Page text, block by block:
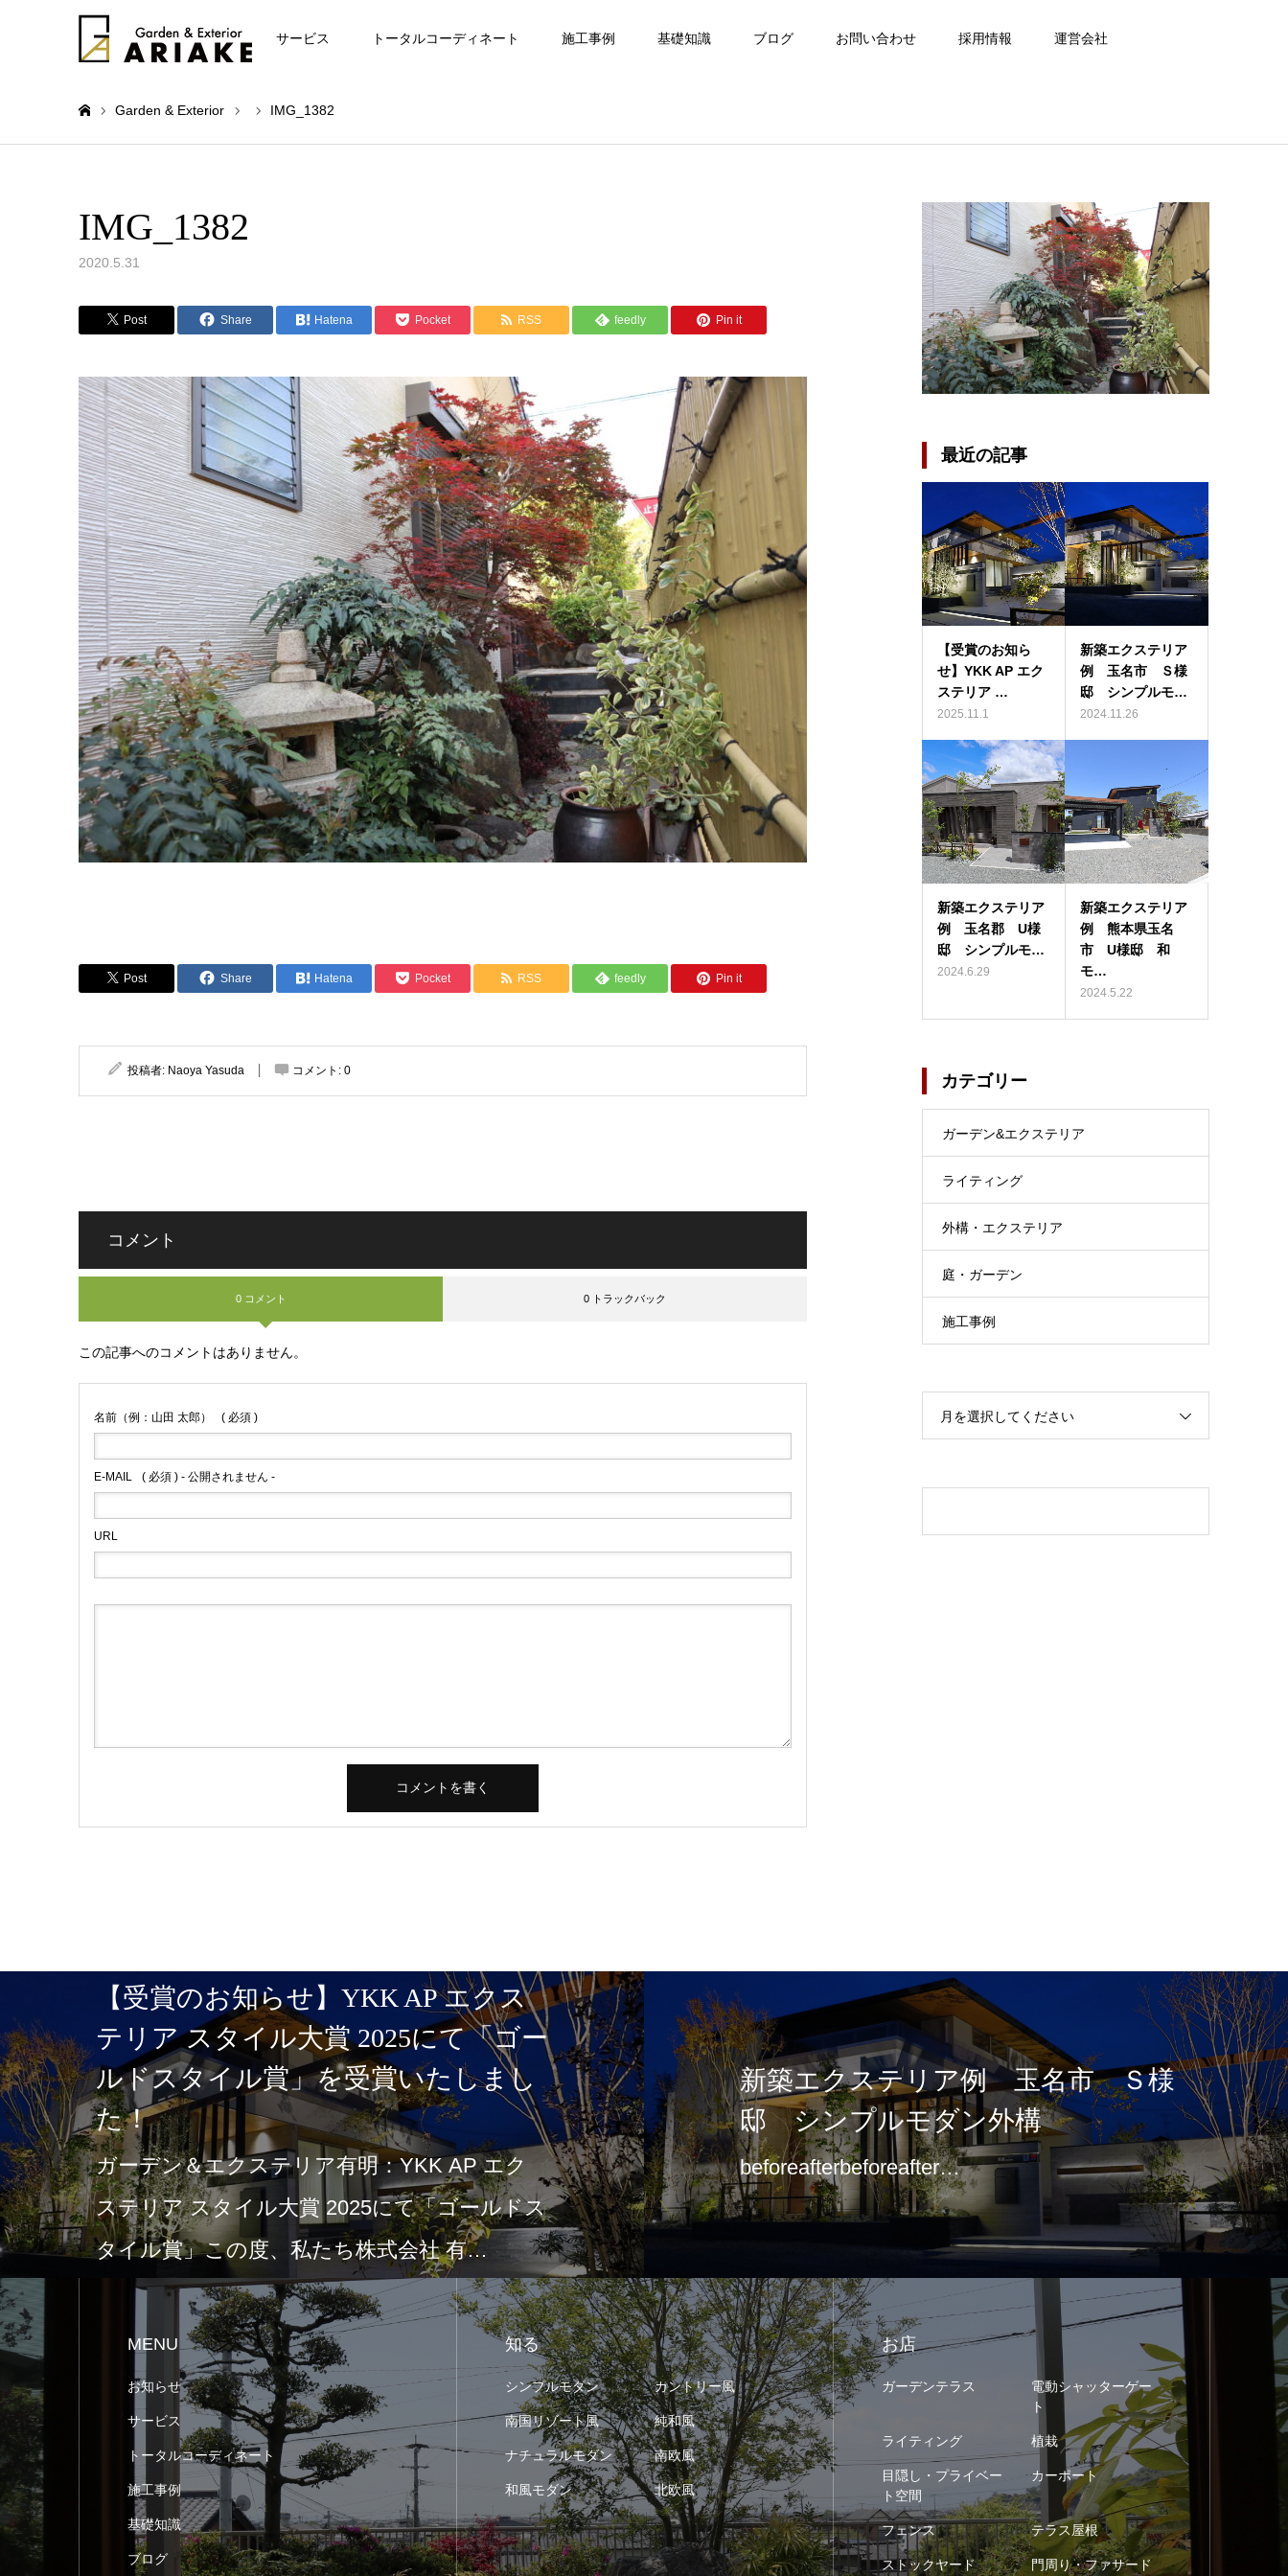
お知らせ サービス トータルコーディネート 施工事例 基礎知識 ブログ お問い合わせ 採用情報 運営会社
Garden & Exterior IMG_1382
IMG_1382
2020.5.31
Post Share Hatena Pocket RSS feedly Pin it
Post Share Hatena Pocket RSS feedly Pin it
投稿者: Naoya Yasuda コメント: 0
コメント
0 コメント 0 トラックバック
この記事へのコメントはありません。
名前（例：山田 太郎） ( 必須 )
E-MAIL ( 必須 ) - 公開されません -
URL
最近の記事
【受賞のお知ら
せ】YKK AP エク
ステリア …
2025.11.1
新築エクステリア
例 玉名市 Ｓ様
邸 シンプルモ…
2024.11.26
新築エクステリア
例 玉名郡 U様
邸 シンプルモ…
2024.6.29
新築エクステリア
例 熊本県玉名
市 U様邸 和
モ…
2024.5.22
カテゴリー
ガーデン&エクステリア
ライティング
外構・エクステリア
庭・ガーデン
施工事例
月を選択してください
【受賞のお知らせ】YKK AP エクス
テリア スタイル大賞 2025にて「ゴー
ルドスタイル賞」を受賞いたしまし
た！
ガーデン＆エクステリア有明：YKK AP エク
ステリア スタイル大賞 2025にて「ゴールドス
タイル賞」この度、私たち株式会社 有…
新築エクステリア例 玉名市 Ｓ様
邸 シンプルモダン外構
beforeafterbeforeafter…
MENU
お知らせ
サービス
トータルコーディネート
施工事例
基礎知識
ブログ
知る
シンプルモダン カントリー風
南国リゾート風 純和風
ナチュラルモダン 南欧風
和風モダン 北欧風
お店
ガーデンテラス
電動シャッターゲー
ト
ライティング 植栽
目隠し・プライベー
ト空間
カーポート
フェンス テラス屋根
ストックヤード 門周り・ファサード